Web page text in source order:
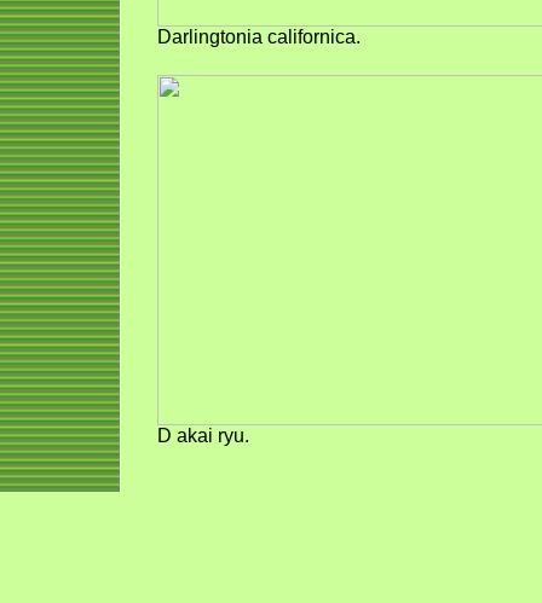
D akai ryu.
Darlingtonia californica.